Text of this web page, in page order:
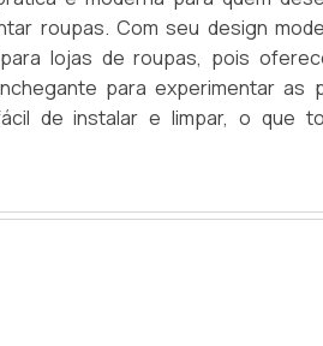
roupas. Com seu design
lojas de roupas, pois
para experimentar as
de instalar e limpar, o que